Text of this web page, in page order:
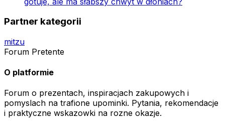
Partner kategorii
mitzu
Forum Pretente
O platformie
Forum o prezentach, inspiracjach zakupowych i
pomyslach na trafione upominki. Pytania, rekomendacje
i praktyczne wskazowki na rozne okazje.